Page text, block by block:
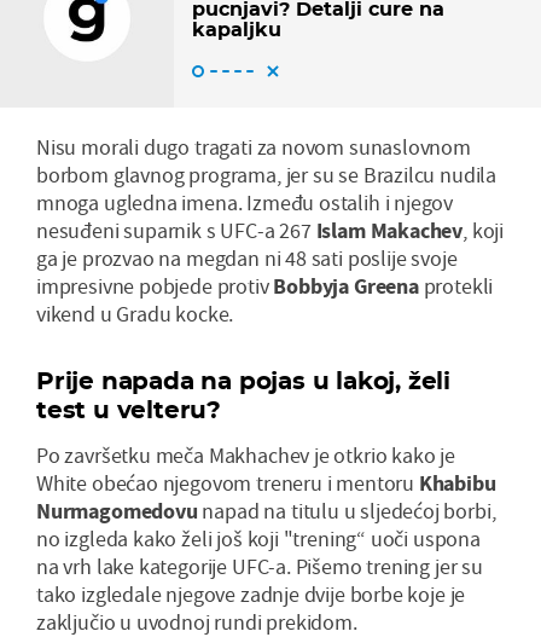
pucnjavi? Detalji cure na
kapaljku
Nisu morali dugo tragati za novom sunaslovnom
borbom glavnog programa, jer su se Brazilcu nudila
mnoga ugledna imena. Između ostalih i njegov
nesuđeni suparnik s UFC-a 267 Islam Makachev , koji
ga je prozvao na megdan ni 48 sati poslije svoje
impresivne pobjede protivBobbyjaGreenaprotekli
vikend u Gradu kocke.
Prije napada na pojas u lakoj, želi
test u velteru?
Po završetku meča Makhachev je otkrio kako je
White obećao njegovom treneru i mentoru Khabibu
Nurmagomedovu napad na titulu u sljedećoj borbi,
no izgleda kako želi još koji "trening“ uoči uspona
na vrh lake kategorije UFC-a. Pišemo trening jer su
tako izgledale njegove zadnje dvije borbe koje je
zaključio u uvodnoj rundi prekidom.